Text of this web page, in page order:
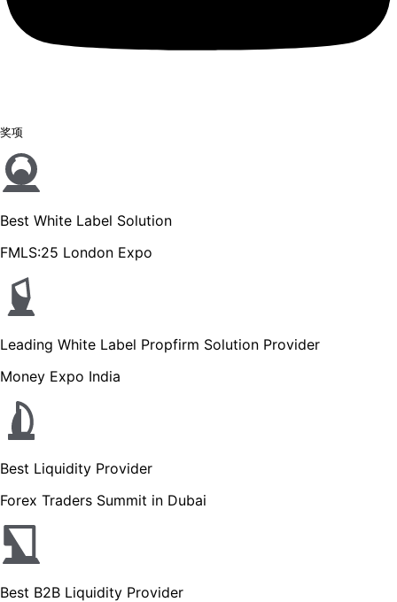
奖项
Best White Label Solution
FMLS:25 London Expo
Leading White Label Propfirm Solution Provider
Money Expo India
Best Liquidity Provider
Forex Traders Summit in Dubai
Best B2B Liquidity Provider